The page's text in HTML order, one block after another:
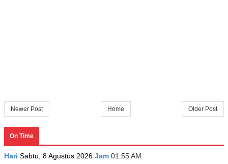
Newer Post Older Post
Home
On Time
Hari Sabtu, 8 Agustus 2026 Jam 01:55 AM